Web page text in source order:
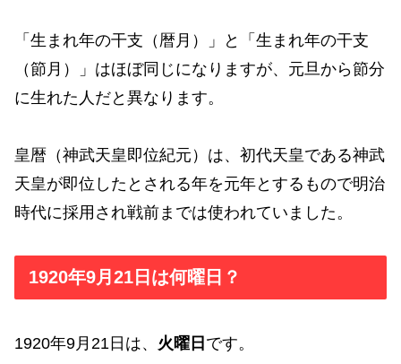
「生まれ年の干支（暦月）」と「生まれ年の干支
（節月）」はほぼ同じになりますが、元旦から節分
に生れた人だと異なります。
皇暦（神武天皇即位紀元）は、初代天皇である神武
天皇が即位したとされる年を元年とするもので明治
時代に採用され戦前までは使われていました。
1920年9月21日は何曜日？
1920年9月21日は、 火曜日 です。